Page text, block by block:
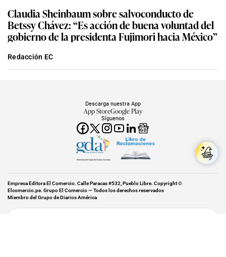
Claudia Sheinbaum sobre salvoconducto de
Betssy Chávez: “Es acción de buena voluntad del
gobierno de la presidenta Fujimori hacia México”
Redacción EC
Síguenos
Descarga nuestra App
App StoreGoogle Play
Miembro del Grupo de Diarios América
Empresa Editora El Comercio. Calle Paracas #532, Pueblo Libre. Copyright ©
Elcomercio.pe. Grupo El Comercio — Todos los derechos reservados
Miembro del Grupo de Diarios América